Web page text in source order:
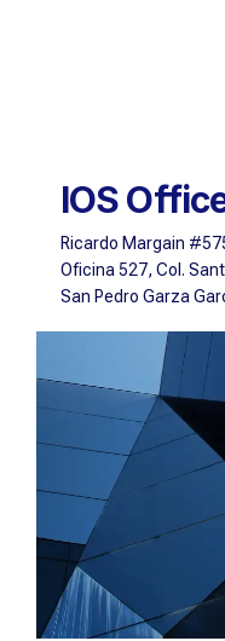
IOS
Ricardo Margain
Oficina 527, Col.
San Pedro Garza